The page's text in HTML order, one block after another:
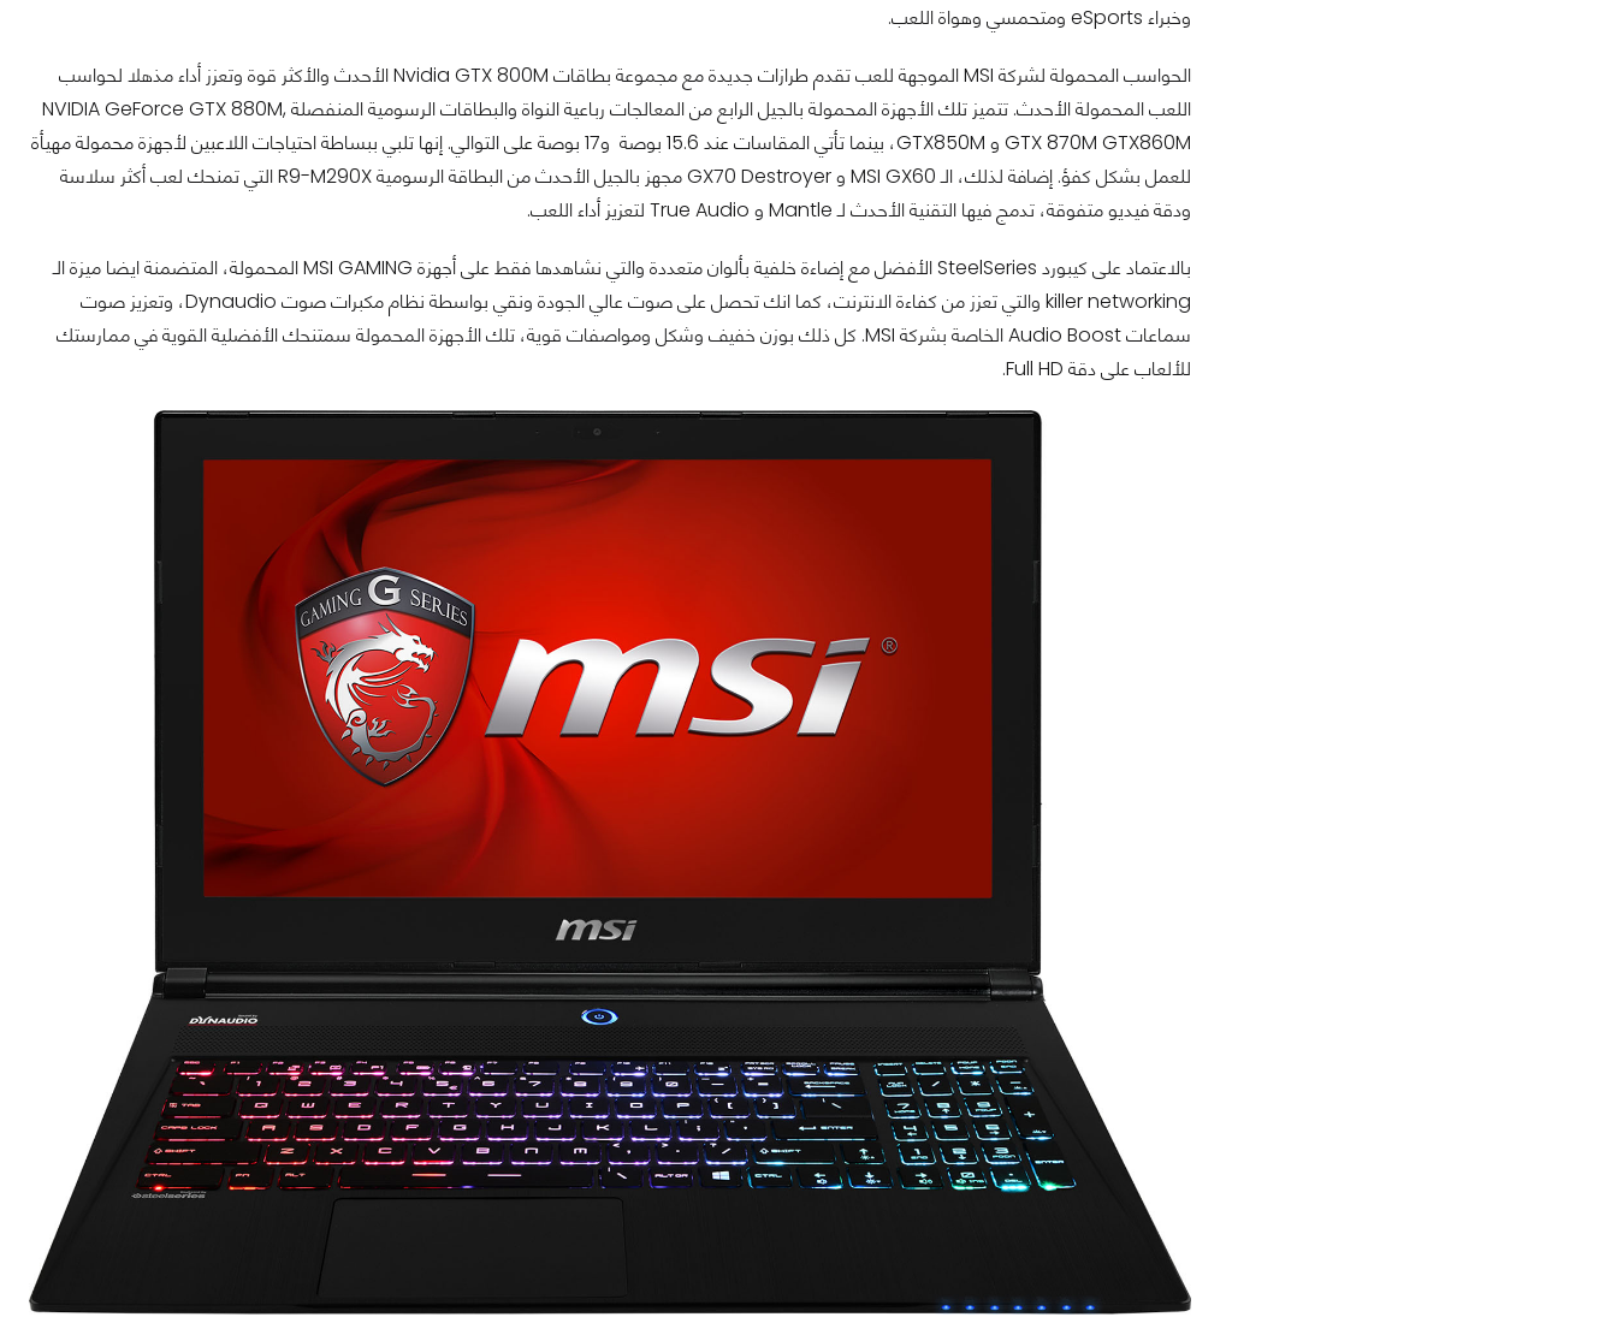
وخبراء eSports ومتحمسي وهواة اللعب.
الحواسب المحمولة لشركة MSI الموجهة للعب تقدم طرازات جديدة مع مجموعة بطاقات Nvidia GTX 800M الأحدث والأكثر قوة وتعزز أداء مذهلا لحواسب
اللعب المحمولة الأحدث. تتميز تلك الأجهزة المحمولة بالجيل الرابع من المعالجات رباعية النواة والبطاقات الرسومية المنفصلة NVIDIA GeForce GTX 880M,
GTX 870M GTX860M و GTX850M، بينما تأتي المقاسات عند 15.6 بوصة و17 بوصة على التوالي. إنها تلبي ببساطة احتياجات اللاعبين لأجهزة محمولة مهيأة
للعمل بشكل كفؤ. إضافة لذلك، الـ MSI GX60 و GX70 Destroyer مجهز بالجيل الأحدث من البطاقة الرسومية R9-M290X التي تمنحك لعب أكثر سلاسة
ودقة فيديو متفوقة، تدمج فيها التقنية الأحدث لـ Mantle و True Audio لتعزيز أداء اللعب.
بالاعتماد على كيبورد SteelSeries الأفضل مع إضاءة خلفية بألوان متعددة والتي نشاهدها فقط على أجهزة MSI GAMING المحمولة، المتضمنة ايضا ميزة الـ
killer networking والتي تعزز من كفاءة الانترنت، كما انك تحصل على صوت عالي الجودة ونقي بواسطة نظام مكبرات صوت Dynaudio، وتعزيز صوت
سماعات Audio Boost الخاصة بشركة MSI. كل ذلك بوزن خفيف وشكل ومواصفات قوية، تلك الأجهزة المحمولة سمتنحك الأفضلية القوية في ممارستك
للألعاب على دقة Full HD.